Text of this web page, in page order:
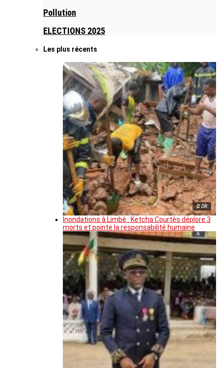
Pollution
ELECTIONS 2025
Les plus récents
© DR
Inondations à Limbé : Ketcha Courtès déplore 3
morts et pointe la responsabilité humaine